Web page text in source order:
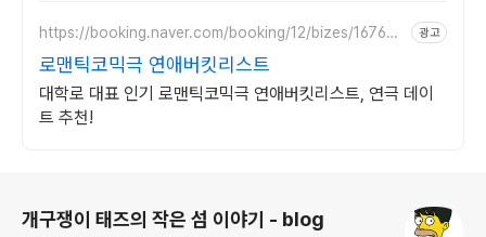
https://booking.naver.com/booking/12/bizes/167641
광고
로맨틱코믹극 연애버킷리스트
대학로 대표 인기 로맨틱코믹극 연애버킷리스트, 연극 데이
트 추천!
개구쟁이 태즈의 작은 섬 이야기 - blog